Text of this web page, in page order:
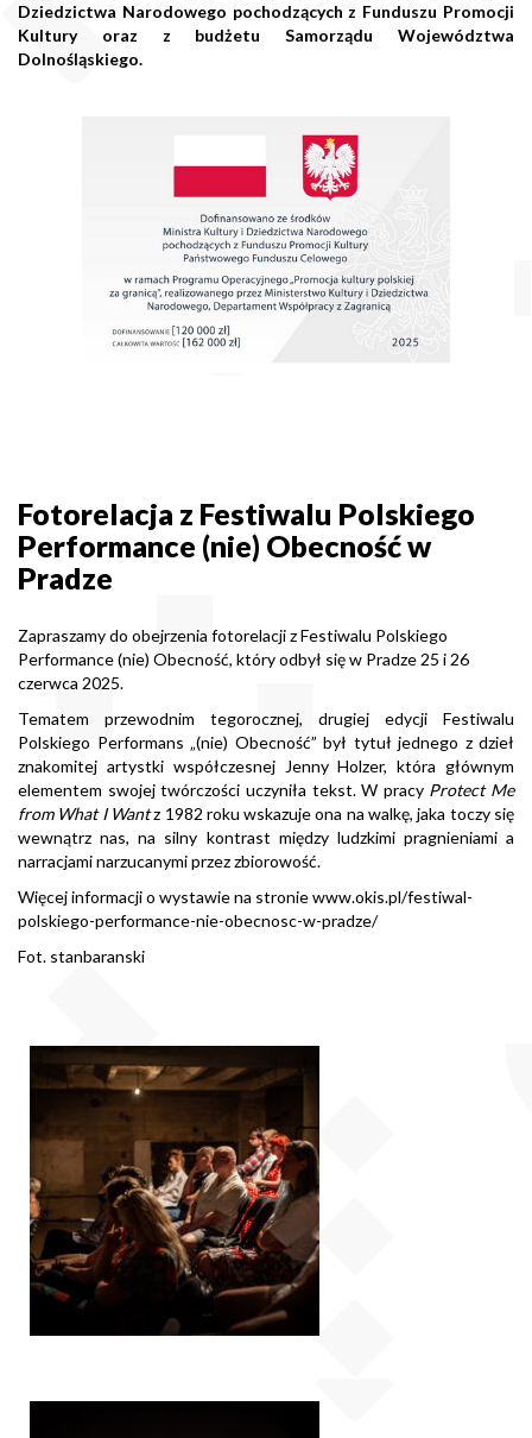
Dziedzictwa Narodowego pochodzących z Funduszu Promocji
Kultury oraz z budżetu Samorządu Województwa
Dolnośląskiego.
Fotorelacja z Festiwalu Polskiego
Performance (nie) Obecność w
Pradze
Zapraszamy do obejrzenia fotorelacji zFestiwalu Polskiego
Performance (nie) Obecność, który odbył się w Pradze 25 i 26
czerwca 2025.
Tematem przewodnim tegorocznej, drugiej edycji Festiwalu
Polskiego Performans „(nie) Obecność” był tytuł jednego z dzieł
znakomitej artystki współczesnej Jenny Holzer, która głównym
elementem swojej twórczości uczyniła tekst. W pracy Protect Me
from What I Wantz 1982 roku wskazuje ona na walkę, jaka toczy się
wewnątrz nas, na silny kontrast między ludzkimi pragnieniami a
narracjami narzucanymi przez zbiorowość.
Więcej informacji o wystawie na stroniewww.okis.pl/festiwal-
polskiego-performance-nie-obecnosc-w-pradze/
Fot. stanbaranski